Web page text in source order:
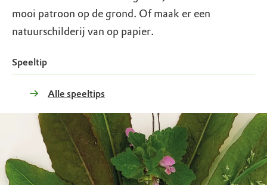
mooi patroon op de grond. Of maak er een
natuurschilderij van op papier.
Speeltip
Alle speeltips